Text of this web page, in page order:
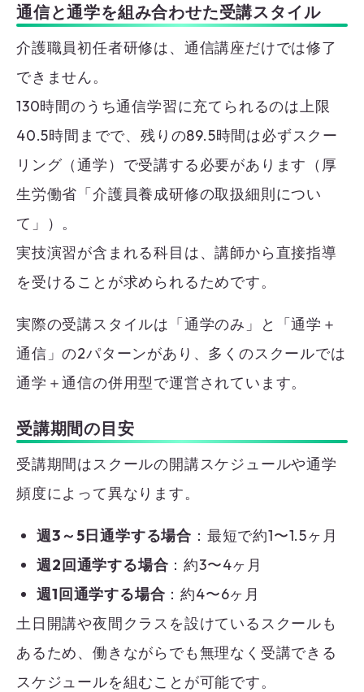
通信と通学を組み合わせた受講スタイル
介護職員初任者研修は、通信講座だけでは修了
できません。
130時間のうち通信学習に充てられるのは上限
40.5時間までで、残りの89.5時間は必ずスクー
リング（通学）で受講する必要があります（厚
生労働省「介護員養成研修の取扱細則につい
て」）。
実技演習が含まれる科目は、講師から直接指導
を受けることが求められるためです。
実際の受講スタイルは「通学のみ」と「通学＋
通信」の2パターンがあり、多くのスクールでは
通学＋通信の併用型で運営されています。
受講期間の目安
受講期間はスクールの開講スケジュールや通学
頻度によって異なります。
週3～5日通学する場合 ：最短で約1〜1.5ヶ月
週2回通学する場合 ：約3〜4ヶ月
週1回通学する場合 ：約4〜6ヶ月
土日開講や夜間クラスを設けているスクールも
あるため、働きながらでも無理なく受講できる
スケジュールを組むことが可能です。